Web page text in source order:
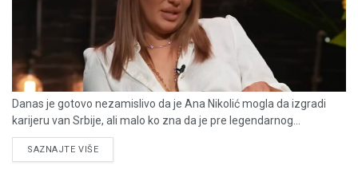
Danas je gotovo nezamislivo da je Ana Nikolić mogla da izgradi
karijeru van Srbije, ali malo ko zna da je pre legendarnog...
SAZNAJTE VIŠEDETAILS